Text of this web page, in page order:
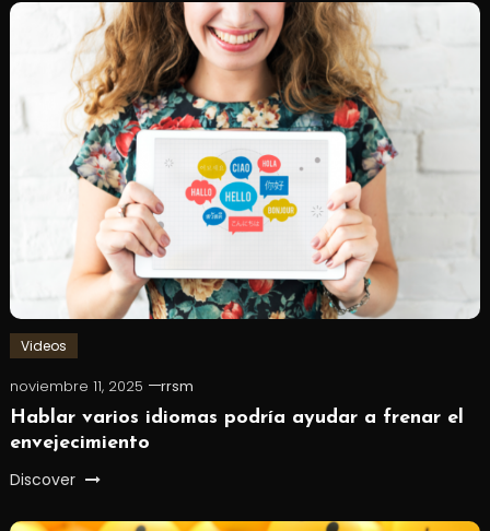
Videos
noviembre 11, 2025
rrsm
Hablar varios idiomas podría ayudar a frenar el
envejecimiento
Discover